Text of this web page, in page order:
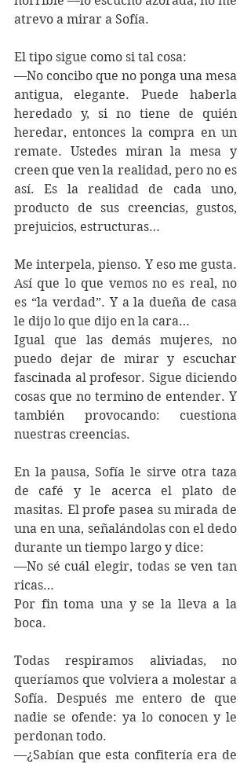
atrevo a mirar a Sofía.
El tipo sigue como si tal cosa:
—No concibo que no ponga una mesa
antigua, elegante. Puede haberla
heredado y, si no tiene de quién
heredar, entonces la compra en un
remate. Ustedes miran la mesa y
creen que ven la realidad, pero no es
así. Es la realidad de cada uno,
producto de sus creencias, gustos,
prejuicios, estructuras…
Me interpela, pienso. Y eso me gusta.
Así que lo que vemos no es real, no
es “la verdad”. Y a la dueña de casa
le dijo lo que dijo en la cara…
Igual que las demás mujeres, no
puedo dejar de mirar y escuchar
fascinada al profesor. Sigue diciendo
cosas que no termino de entender. Y
también provocando: cuestiona
nuestras creencias.
En la pausa, Sofía le sirve otra taza
de café y le acerca el plato de
masitas. El profe pasea su mirada de
una en una, señalándolas con el dedo
durante un tiempo largo y dice:
—No sé cuál elegir, todas se ven tan
ricas…
Por fin toma una y se la lleva a la
boca.
Todas respiramos aliviadas, no
queríamos que volviera a molestar a
Sofía. Después me entero de que
nadie se ofende: ya lo conocen y le
perdonan todo.
—¿Sabían que esta confitería era de